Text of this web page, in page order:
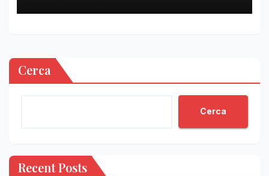
Cerca
Cerca
Recent Posts